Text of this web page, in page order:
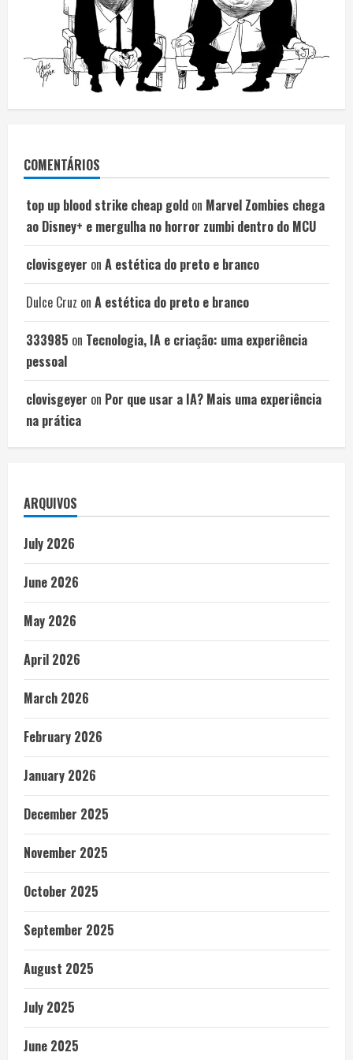
COMENTÁRIOS
top up blood strike cheap gold on Marvel Zombies chega
ao Disney+ e mergulha no horror zumbi dentro do MCU
clovisgeyer on A estética do preto e branco
Dulce Cruz on A estética do preto e branco
333985 on Tecnologia, IA e criação: uma experiência
pessoal
clovisgeyer on Por que usar a IA? Mais uma experiência
na prática
ARQUIVOS
July 2026
June 2026
May 2026
April 2026
March 2026
February 2026
January 2026
December 2025
November 2025
October 2025
September 2025
August 2025
July 2025
June 2025